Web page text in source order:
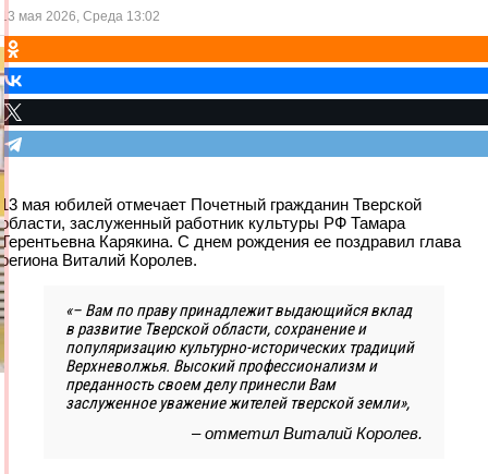
13 мая 2026, Среда 13:02
13 мая юбилей отмечает Почетный гражданин Тверской
области, заслуженный работник культуры РФ Тамара
Терентьевна Карякина. С днем рождения ее поздравил глава
региона Виталий Королев.
«– Вам по праву принадлежит выдающийся вклад
в развитие Тверской области, сохранение и
популяризацию культурно-исторических традиций
Верхневолжья. Высокий профессионализм и
преданность своем делу принесли Вам
заслуженное уважение жителей тверской земли»,
– отметил Виталий Королев.